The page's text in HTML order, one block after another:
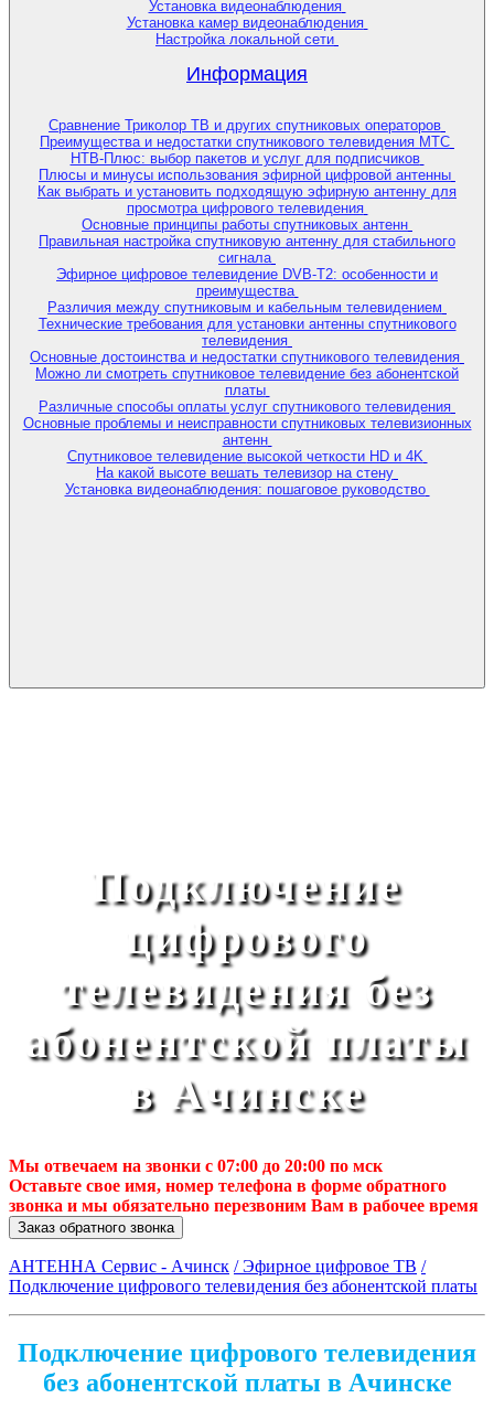
Установка видеонаблюдения
Установка камер видеонаблюдения
Настройка локальной сети
Информация
Сравнение Триколор ТВ и других спутниковых операторов
Преимущества и недостатки спутникового телевидения МТС
НТВ-Плюс: выбор пакетов и услуг для подписчиков
Плюсы и минусы использования эфирной цифровой антенны
Как выбрать и установить подходящую эфирную антенну для
просмотра цифрового телевидения
Основные принципы работы спутниковых антенн
Правильная настройка спутниковую антенну для стабильного
сигнала
Эфирное цифровое телевидение DVB-T2: особенности и
преимущества
Различия между спутниковым и кабельным телевидением
Технические требования для установки антенны спутникового
телевидения
Основные достоинства и недостатки спутникового телевидения
Можно ли смотреть спутниковое телевидение без абонентской
платы
Различные способы оплаты услуг спутникового телевидения
Основные проблемы и неисправности спутниковых телевизионных
антенн
Спутниковое телевидение высокой четкости HD и 4K
На какой высоте вешать телевизор на стену
Установка видеонаблюдения: пошаговое руководство
Подключение
цифрового
телевидения без
абонентской платы
в Ачинске
Мы отвечаем на звонки с 07:00 до 20:00 по мск
Оставьте свое имя, номер телефона в форме обратного
звонка и мы обязательно перезвоним Вам в рабочее время
Заказ обратного звонка
АНТЕННА Сервис - Ачинск / Эфирное цифровое ТВ /
Подключение цифрового телевидения без абонентской платы
Подключение цифрового телевидения
без абонентской платы в Ачинске